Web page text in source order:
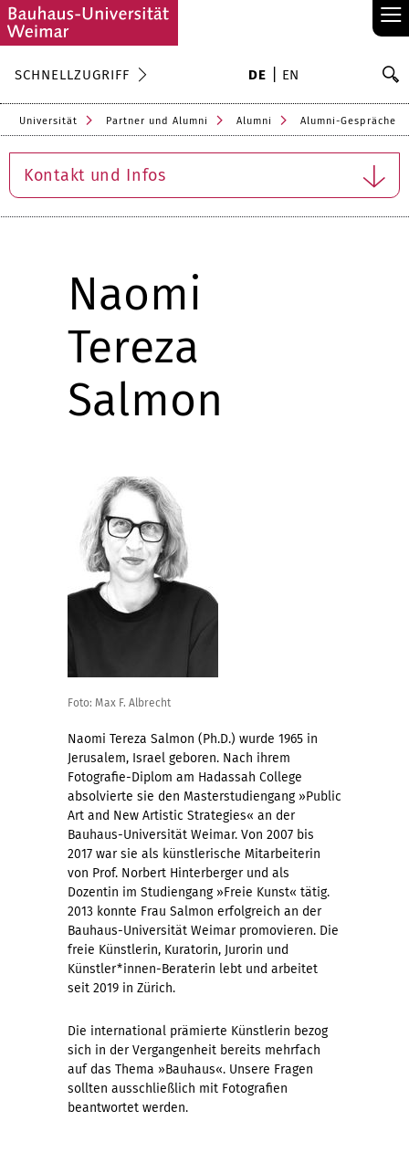
≡
SCHNELLZUGRIFF DE EN
Universität Partner und Alumni Alumni Alumni-Gespräche
Kontakt und Infos
Naomi
Tereza
Salmon
Foto: Max F. Albrecht
Naomi Tereza Salmon (Ph.D.) wurde 1965 in
Jerusalem, Israel geboren. Nach ihrem
Fotografie-Diplom am Hadassah College
absolvierte sie den Masterstudiengang »Public
Art and New Artistic Strategies« an der
Bauhaus-Universität Weimar. Von 2007 bis
2017 war sie als künstlerische Mitarbeiterin
von Prof. Norbert Hinterberger und als
Dozentin im Studiengang »Freie Kunst« tätig.
2013 konnte Frau Salmon erfolgreich an der
Bauhaus-Universität Weimar promovieren. Die
freie Künstlerin, Kuratorin, Jurorin und
Künstler*innen-Beraterin lebt und arbeitet
seit 2019 in Zürich.
Die international prämierte Künstlerin bezog
sich in der Vergangenheit bereits mehrfach
auf das Thema »Bauhaus«. Unsere Fragen
sollten ausschließlich mit Fotografien
beantwortet werden.